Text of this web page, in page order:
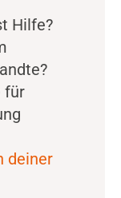
Hilfe?
für
deiner